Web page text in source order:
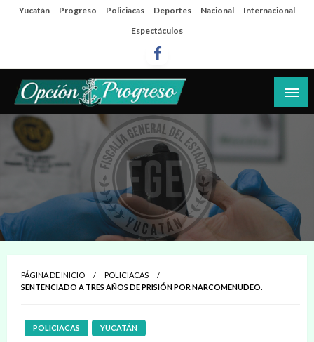
SaltaYucatán Progreso Policiacas Deportes Nacional
Internacional
Espectáculos
Opción Progreso
Las noticias del día a día del puerto
PÁGINA DE INICIO
POLICIACAS
SENTENCIADO A TRES AÑOS DE PRISIÓN POR NARCOMENUDEO.
POLICIACAS YUCATÁN